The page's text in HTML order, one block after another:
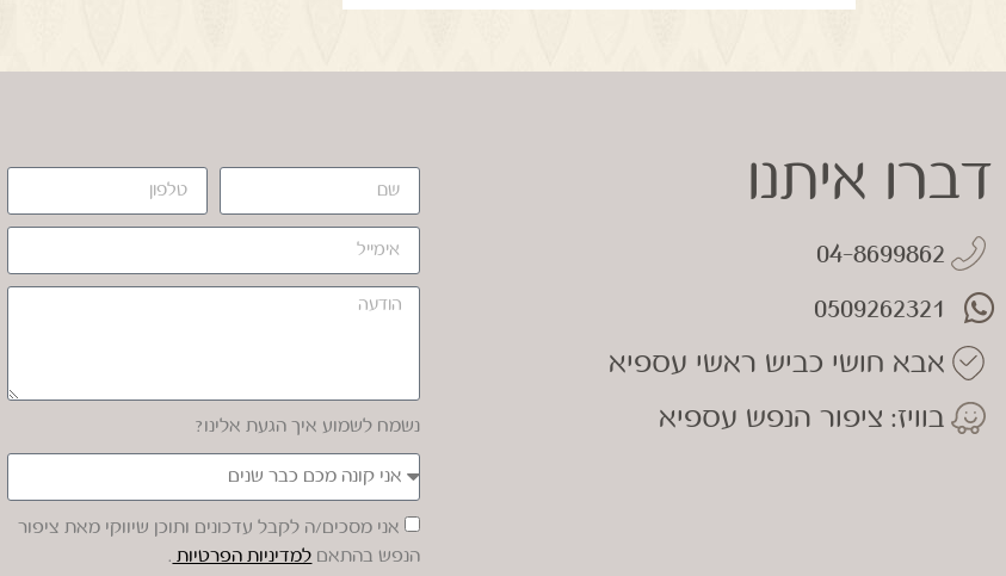
דברו איתנו
04-8699862
0509262321
אבא חושי כביש ראשי עספיא
בוויז: ציפור הנפש עספיא
נשמח לשמוע איך הגעת אלינו?
אני מסכים/ה לקבל עדכונים ותוכן שיווקי מאת ציפור
הנפש בהתאם למדיניות הפרטיות .